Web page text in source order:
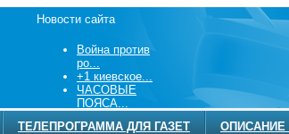
Новости сайта
Война против
ро...
+1 киевское...
ЧАСОВЫЕ
ПОЯСА...
ТЕЛЕПРОГРАММА ДЛЯ ГАЗЕТ ОПИСАНИЕ